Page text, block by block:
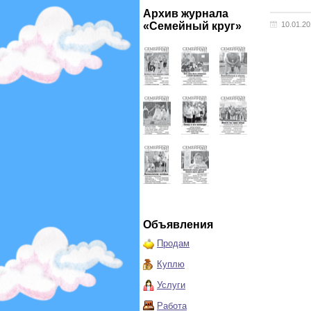
Архив журнала
«Семейный круг»
Объявления
Продам
Куплю
Услуги
Работа